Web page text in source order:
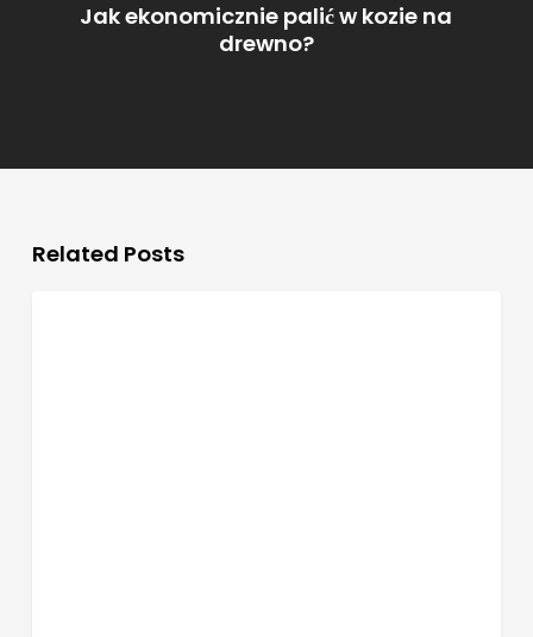
Jak ekonomicznie palić w kozie na
drewno?
Related Posts